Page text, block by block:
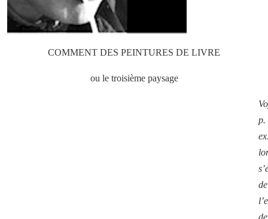
COMMENT DES PEINTURES DE LIVRE
ou le troisième paysage
p.
de
de